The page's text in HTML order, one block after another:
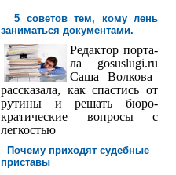
5 советов тем, кому лень
заниматься документами.
Редактор порта­
ла gosuslugi.ru
Саша Волкова
рассказала, как спастись от
рутины и решать бюро­
кратические вопросы с
легкостью
Почему приходят судебные
приставы